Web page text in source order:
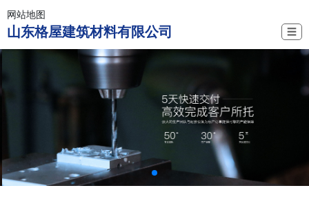
网站地图
山东格屋建筑材料有限公司 ☰